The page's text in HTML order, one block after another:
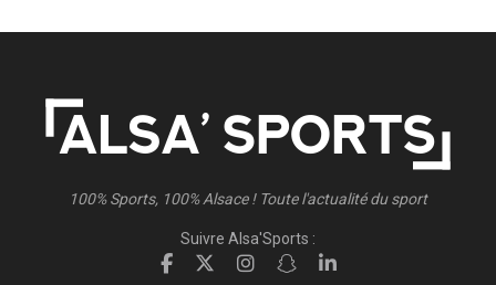
100% Sports, 100% Alsace ! Toute l'actualité du sport
Suivre Alsa'Sports :